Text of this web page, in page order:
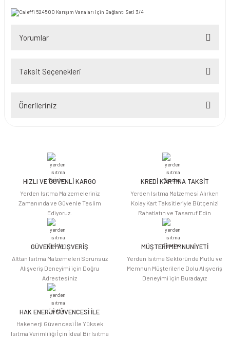
Yorumlar
Taksit Seçenekleri
Önerileriniz
iletebilirsiniz.
Görüş ve önerileriniz için teşekkür ederiz.
Ürün açıklamasında eksik bilgiler bulunuyor.
Ürün bilgilerinde hatalar bulunuyor.
Ürün fiyatı diğer sitelerden daha pahalı.
Bu ürüne benzer farklı alternatifler olmalı.
HIZLI VE GÜVENLİ KARGO
Yerden Isıtma Malzemeleriniz
Zamanında ve Güvenle Teslim
Ediyoruz.
KREDİ KARTINA TAKSİT
Yerden Isıtma Malzemesi Alırken
Kolay Kart Taksitleriyle Bütçenizi
Rahatlatın ve Tasarruf Edin
GÜVENLİ ALIŞVERİŞ
Alttan Isıtma Malzemeleri Sorunsuz
Alışveriş Deneyimi için Doğru
Adrestesiniz
MÜŞTERİ MEMNUNİYETİ
Yerden Isıtma Sektöründe Mutlu ve
Memnun Müşterilerle Dolu Alışveriş
Deneyimi için Buradayız
HAK ENERJİ GÜVENCESİ İLE
Hakenerji Güvencesi İle Yüksek
Isıtma Verimliliği İçin İdeal Bir Isıtma